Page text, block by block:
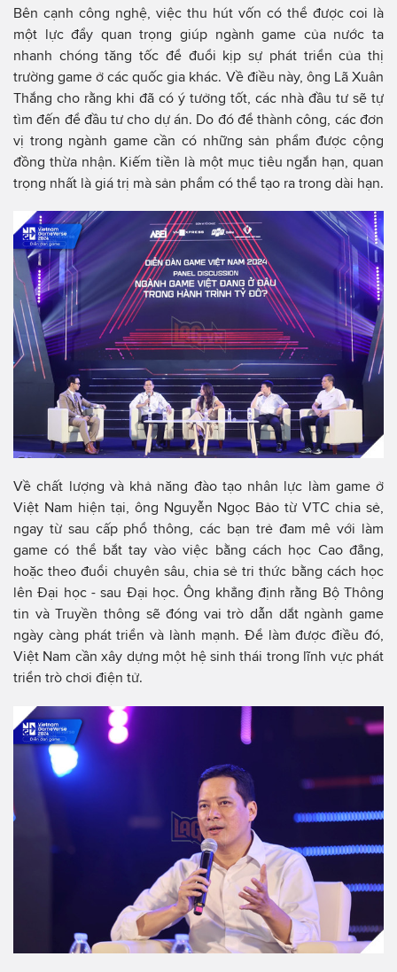
Bên cạnh công nghệ, việc thu hút vốn có thể được coi là
một lực đẩy quan trọng giúp ngành game của nước ta
nhanh chóng tăng tốc để đuổi kịp sự phát triển của thị
trường game ở các quốc gia khác. Về điều này, ông Lã Xuân
Thắng cho rằng khi đã có ý tưởng tốt, các nhà đầu tư sẽ tự
tìm đến để đầu tư cho dự án. Do đó để thành công, các đơn
vị trong ngành game cần có những sản phẩm được cộng
đồng thừa nhận. Kiếm tiền là một mục tiêu ngắn hạn, quan
trọng nhất là giá trị mà sản phẩm có thể tạo ra trong dài hạn.
Về chất lượng và khả năng đào tạo nhân lực làm game ở
Việt Nam hiện tại, ông Nguyễn Ngọc Bảo từ VTC chia sẻ,
ngay từ sau cấp phổ thông, các bạn trẻ đam mê với làm
game có thể bắt tay vào việc bằng cách học Cao đẳng,
hoặc theo đuổi chuyên sâu, chia sẻ tri thức bằng cách học
lên Đại học - sau Đại học. Ông khẳng định rằng Bộ Thông
tin và Truyền thông sẽ đóng vai trò dẫn dắt ngành game
ngày càng phát triển và lành mạnh. Để làm được điều đó,
Việt Nam cần xây dựng một hệ sinh thái trong lĩnh vực phát
triển trò chơi điện tử.